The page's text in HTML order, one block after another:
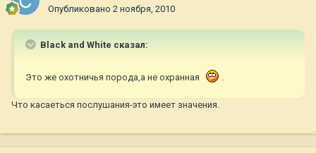
Опубликовано 2 ноября, 2010
Black and White сказал:
Это же охотничья порода,а не охранная .
Что касаеться послушания-это имеет значения.